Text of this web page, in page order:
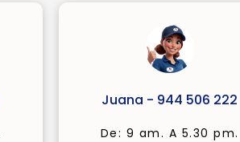
Juana - 944 506 222
De: 9 am. A 5.30 pm.